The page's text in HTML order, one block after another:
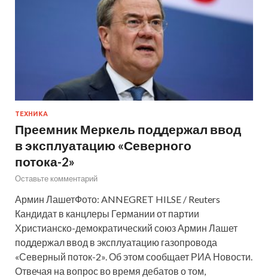
ТЕХНИКА
Преемник Меркель поддержал ввод
в эксплуатацию «Северного
потока-2»
Оставьте комментарий
Армин ЛашетФото: ANNEGRET HILSE / Reuters
Кандидат в канцлеры Германии от партии
Христианско-демократический союз Армин Лашет
поддержал ввод в эксплуатацию газопровода
«Северный поток-2». Об этом сообщает РИА Новости.
Отвечая на вопрос во время дебатов о том,